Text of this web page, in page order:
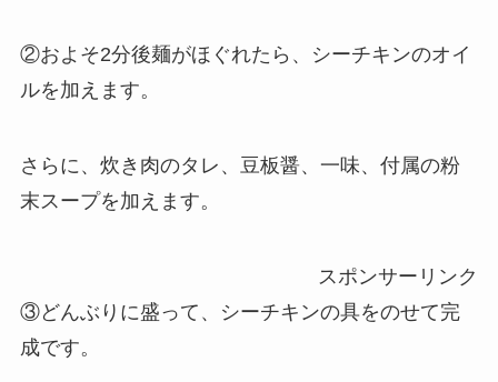
②およそ2分後麺がほぐれたら、シーチキンのオイ
ルを加えます。
さらに、炊き肉のタレ、豆板醤、一味、付属の粉
末スープを加えます。
スポンサーリンク
③どんぶりに盛って、シーチキンの具をのせて完
成です。